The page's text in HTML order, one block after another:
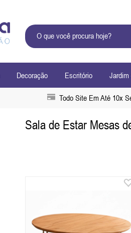
Decoração Escritório Jardim
Todo Site Em Até 10x
Sala de Estar Mesas